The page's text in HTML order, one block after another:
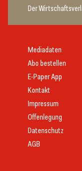
Der
Mediadaten
Abo bestellen
E-Paper App
Kontakt
Impressum
Offenlegung
Datenschutz
AGB